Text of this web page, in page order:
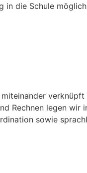
in die Schule
Rechnen legen wir
sowie